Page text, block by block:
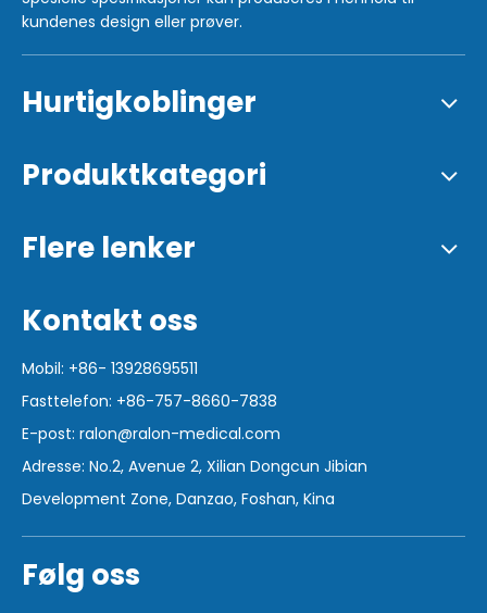
kundenes design eller prøver.
Hurtigkoblinger
Produktkategori
Flere lenker
Kontakt oss
Mobil: +86- 13928695511
Fasttelefon: +86-757-8660-7838
E-post: ralon@ralon-medical.com
Adresse: No.2, Avenue 2, Xilian Dongcun Jibian
Development Zone, Danzao, Foshan, Kina
Følg oss